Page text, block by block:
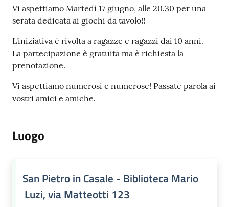
Vi aspettiamo Martedì 17 giugno, alle 20.30 per una
serata dedicata ai giochi da tavolo!!
L'iniziativa è rivolta a ragazze e ragazzi dai 10 anni.
La partecipazione è gratuita ma è richiesta la
prenotazione.
Vi aspettiamo numerosi e numerose! Passate parola ai
vostri amici e amiche.
Luogo
San Pietro in Casale - Biblioteca Mario
Luzi, via Matteotti 123